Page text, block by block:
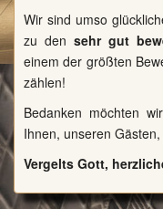
Wir sind umso
zu den sehr gut
einem der größten
zählen!
Bedanken möchten
Ihnen, unseren
Vergelts Gott,